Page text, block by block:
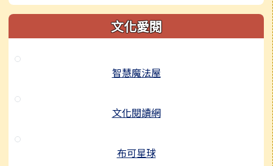
文化愛閱
智慧魔法屋
文化閱讀網
布可星球